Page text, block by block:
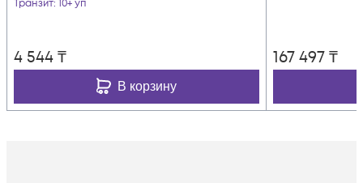
Транзит: 10+ уп
4 544₸
В корзину
167 497₸